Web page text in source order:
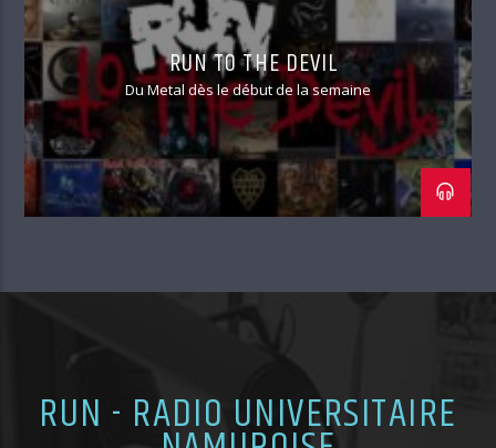
RUN TO THE DEVIL
Du Metal dès le début de la semaine
RUN - RADIO UNIVERSITAIRE